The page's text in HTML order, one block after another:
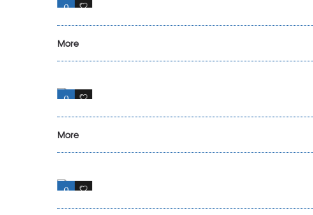
0 15
More
0 9
More
0 13